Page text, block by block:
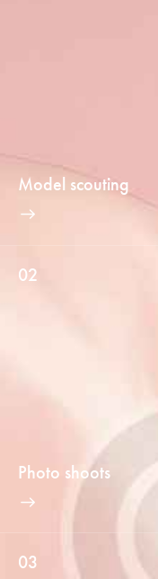
Model scouting
02
Photo shoots
03